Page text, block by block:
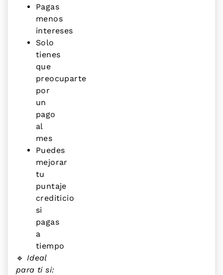
Pagas
menos
intereses
Solo
tienes
que
preocuparte
por
un
pago
al
mes
Puedes
mejorar
tu
puntaje
crediticio
si
pagas
a
tiempo
🔹 Ideal
para ti si: